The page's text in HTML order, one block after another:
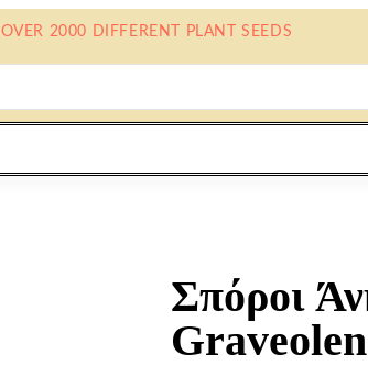
OVER 2000 DIFFERENT PLANT SEEDS
Σπόροι